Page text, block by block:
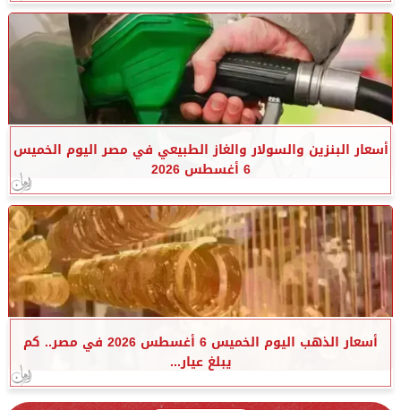
أسعار البنزين والسولار والغاز الطبيعي في مصر اليوم الخميس
6 أغسطس 2026
أسعار الذهب اليوم الخميس 6 أغسطس 2026 في مصر.. كم
يبلغ عيار...